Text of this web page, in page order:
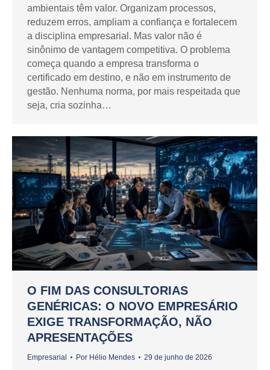
ambientais têm valor. Organizam processos,
reduzem erros, ampliam a confiança e fortalecem
a disciplina empresarial. Mas valor não é
sinônimo de vantagem competitiva. O problema
começa quando a empresa transforma o
certificado em destino, e não em instrumento de
gestão. Nenhuma norma, por mais respeitada que
seja, cria sozinha…
O FIM DAS CONSULTORIAS
GENÉRICAS: O NOVO EMPRESÁRIO
EXIGE TRANSFORMAÇÃO, NÃO
APRESENTAÇÕES
Empresarial Por Hélio Mendes 29 de junho de 2026